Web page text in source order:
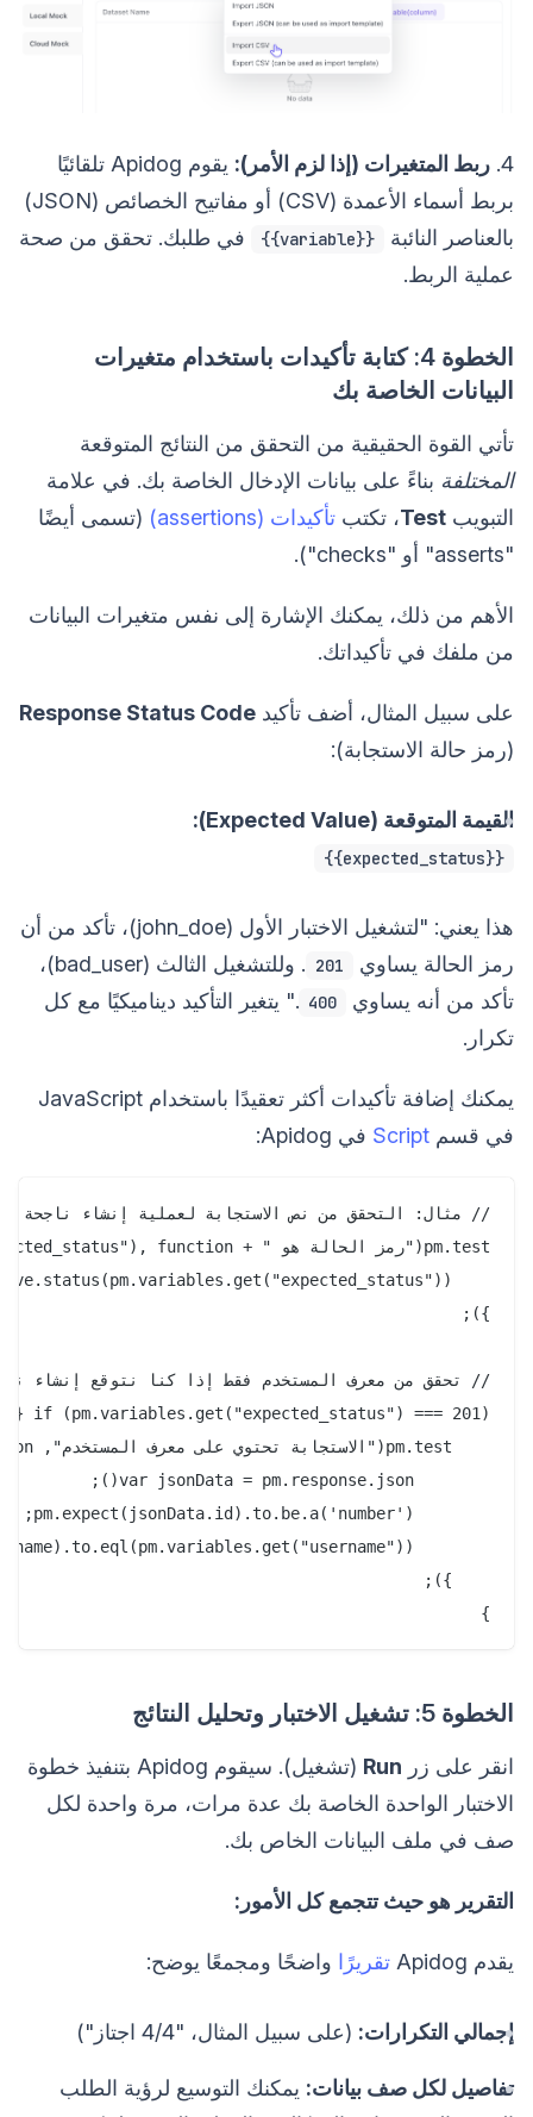
4. ربط المتغيرات (إذا لزم الأمر):
يقوم Apidog تلقائيًا
بربط أسماء الأعمدة (CSV) أو مفاتيح الخصائص (JSON)
بالعناصر النائبة
{{variable}}
في طلبك. تحقق من صحة
عملية الربط.
الخطوة 4: كتابة تأكيدات باستخدام متغيرات
البيانات الخاصة بك
تأتي القوة الحقيقية من التحقق من النتائج المتوقعة
المختلفة بناءً على بيانات الإدخال الخاصة بك. في علامة
التبويب Test، تكتب تأكيدات (assertions)
(تسمى أيضًا
"asserts" أو "checks").
الأهم من ذلك، يمكنك الإشارة إلى نفس متغيرات البيانات
من ملفك في تأكيداتك.
على سبيل المثال، أضف تأكيد Response Status Code
(رمز حالة الاستجابة):
القيمة المتوقعة (Expected Value):
{{expected_status}}
هذا يعني: "لتشغيل الاختبار الأول (john_doe)، تأكد من أن
رمز الحالة يساوي
201
. وللتشغيل الثالث (bad_user)،
تأكد من أنه يساوي
400 ." يتغير التأكيد ديناميكيًا مع كل
تكرار.
يمكنك إضافة تأكيدات أكثر تعقيدًا باستخدام JavaScript
في قسم Script في Apidog:
}
الخطوة 5: تشغيل الاختبار وتحليل النتائج
انقر على زر Run
(تشغيل). سيقوم Apidog بتنفيذ خطوة
الاختبار الواحدة الخاصة بك عدة مرات، مرة واحدة لكل
صف في ملف البيانات الخاص بك.
التقرير هو حيث تتجمع كل الأمور:
يقدم Apidog تقريرًا واضحًا ومجمعًا يوضح:
إجمالي التكرارات: (على سبيل المثال، "4/4 اجتاز")
تفاصيل لكل صف بيانات: يمكنك التوسيع لرؤية الطلب